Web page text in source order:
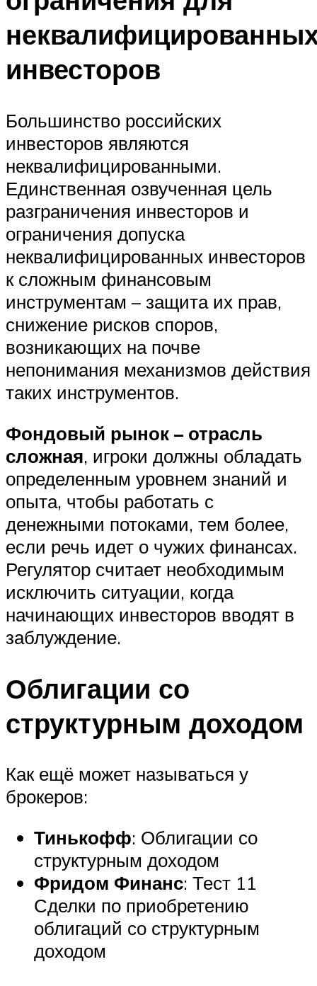
инвесторов
Большинство российских
инвесторов являются
неквалифицированными.
Единственная озвученная цель
разграничения инвесторов и
ограничения допуска
неквалифицированных инвесторов
к сложным финансовым
инструментам – защита их прав,
снижение рисков споров,
возникающих на почве
непонимания механизмов действия
таких инструментов.
Фондовый рынок – отрасль
сложная, игроки должны обладать
определенным уровнем знаний и
опыта, чтобы работать с
денежными потоками, тем более,
если речь идет о чужих финансах.
Регулятор считает необходимым
исключить ситуации, когда
начинающих инвесторов вводят в
заблуждение.
Облигации со
структурным доходом
Как ещё может называться у
брокеров:
Тинькофф: Облигации со
структурным доходом
Фридом Финанс: Тест 11
Сделки по приобретению
облигаций со структурным
доходом